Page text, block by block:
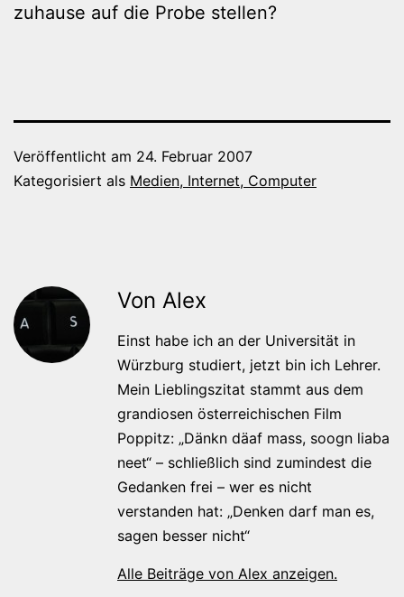
zuhause auf die Probe stellen?
Veröffentlicht am 24. Februar 2007
Kategorisiert als Medien, Internet, Computer
Von Alex
Einst habe ich an der Universität in
Würzburg studiert, jetzt bin ich Lehrer.
Mein Lieblingszitat stammt aus dem
grandiosen österreichischen Film
Poppitz: „Dänkn däaf mass, soogn liaba
neet“ – schließlich sind zumindest die
Gedanken frei – wer es nicht
verstanden hat: „Denken darf man es,
sagen besser nicht“
Alle Beiträge von Alex anzeigen.